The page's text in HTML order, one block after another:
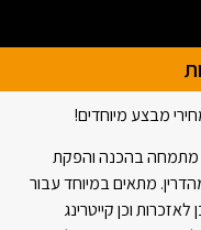
מבצע מיוחדים!
מתמחה בהכנה והפקת
מתאים במיוחד עבור
וכן קייטרינג